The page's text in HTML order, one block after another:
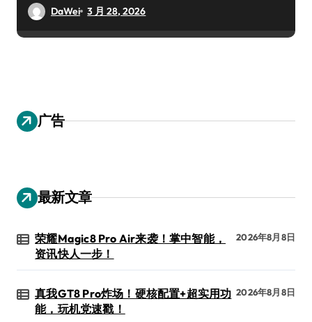
DaWei 3 月 28, 2026
广告
最新文章
荣耀Magic8 Pro Air来袭！掌中智能，
资讯快人一步！
2026年8月8日
真我GT8 Pro炸场！硬核配置+超实用功
能，玩机党速戳！
2026年8月8日